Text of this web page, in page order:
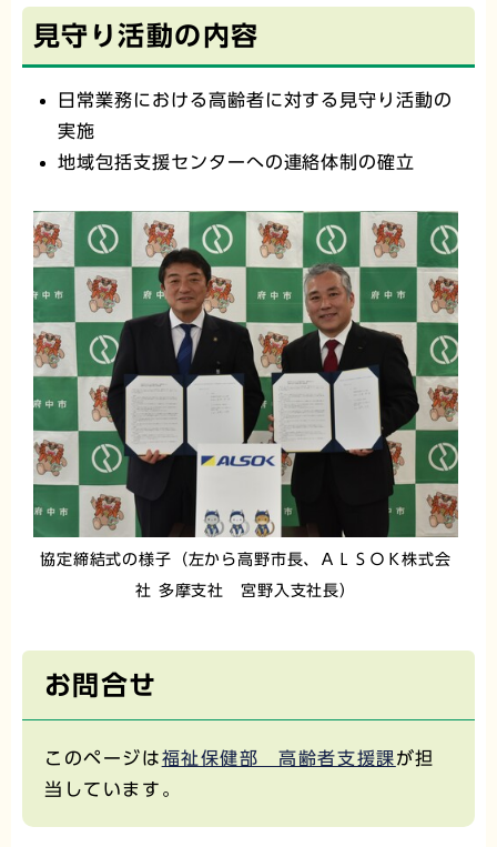
見守り活動の内容
日常業務における高齢者に対する見守り活動の
実施
地域包括支援センターへの連絡体制の確立
協定締結式の様子（左から高野市長、ＡＬＳＯＫ株式会
社 多摩支社 宮野入支社長）
お問合せ
このページは福祉保健部 高齢者支援課が担
当しています。